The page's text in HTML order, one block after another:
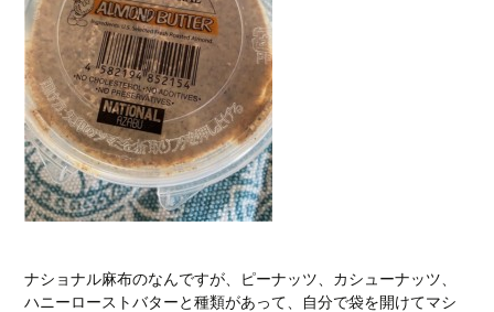
ナショナル麻布のなんですが、ピーナッツ、カシューナッツ、
ハニーローストバターと種類があって、自分で袋を開けてマシ